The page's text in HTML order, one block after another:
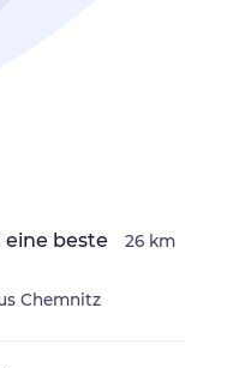
eine beste
Chemnitz
26 km